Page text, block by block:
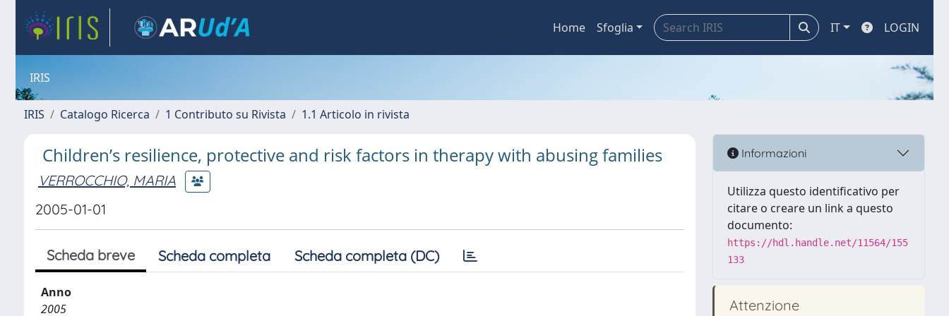
Home Sfoglia IT LOGIN
IRIS
IRIS Catalogo Ricerca 1 Contributo su Rivista 1.1 Articolo in rivista
Children’s resilience, protective and risk factors in therapy with abusing families
VERROCCHIO, MARIA
2005-01-01
Scheda breve Scheda completa Scheda completa (DC)
Anno
2005
Informazioni
Utilizza questo identificativo per
citare o creare un link a questo
documento:
https://hdl.handle.net/11564/155
133
Attenzione